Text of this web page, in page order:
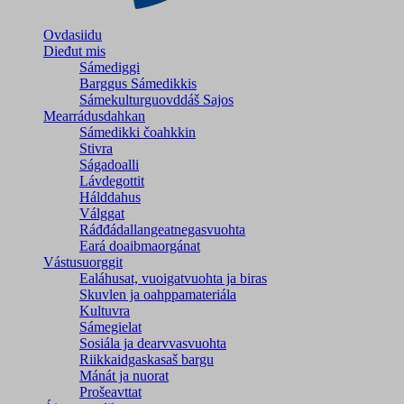
Ovdasiidu
Dieđut mis
Sámediggi
Barggus Sámedikkis
Sámekulturguovddáš Sajos
Mearrádusdahkan
Sámedikki čoahkkin
Stivra
Ságadoalli
Lávdegottit
Hálddahus
Válggat
Ráđđádallangeatnegas­vuohta
Eará doaibmaorgánat
Vástusuorggit
Ealáhusat, vuoigatvuohta ja biras
Skuvlen ja oahppamateriála
Kultuvra
Sámegielat
Sosiála ja dearvvasvuohta
Riikkaidgaskasaš bargu
Mánát ja nuorat
Prošeavttat